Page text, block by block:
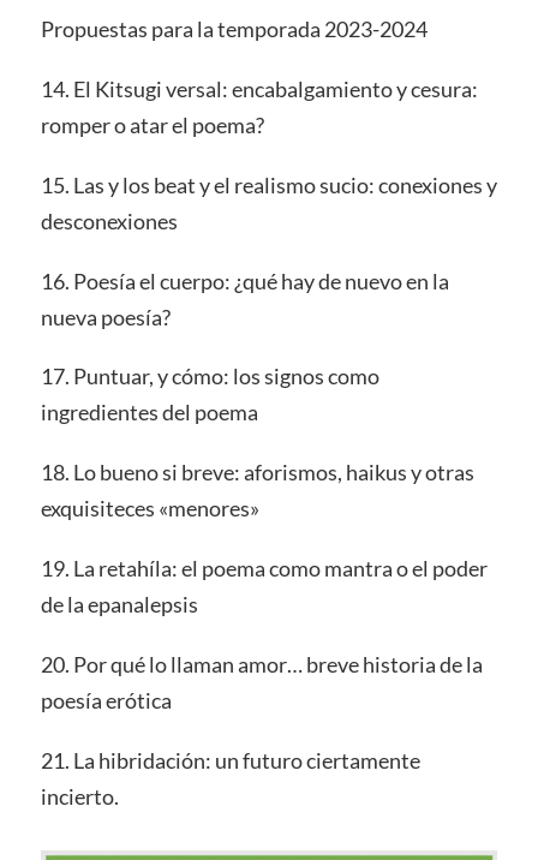
Propuestas para la temporada 2023-2024
14. El Kitsugi versal: encabalgamiento y cesura:
romper o atar el poema?
15. Las y los beat y el realismo sucio: conexiones y
desconexiones
16. Poesía el cuerpo: ¿qué hay de nuevo en la
nueva poesía?
17. Puntuar, y cómo: los signos como
ingredientes del poema
18. Lo bueno si breve: aforismos, haikus y otras
exquisiteces «menores»
19. La retahíla: el poema como mantra o el poder
de la epanalepsis
20. Por qué lo llaman amor… breve historia de la
poesía erótica
21. La hibridación: un futuro ciertamente
incierto.